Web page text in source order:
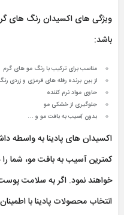
ویژگی های اکسیدان رنگ های
باشد:
مناسب برای ترکیب با رنگ مو های گرم
از بین برنده رفله های قرمزی و زردی
حاوی مواد نرم کننده
جلوگیری از خشکی مو
بدون آسیب به بافت مو و …
اکسیدان های پادینا به واسطه
کمترین آسیب به بافت مو، شما
خواهند نمود. اگر به سلامت
انتخاب محصولات پادینا با